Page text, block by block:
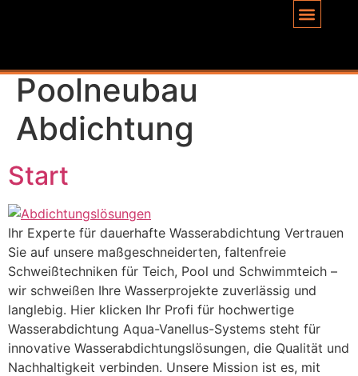
Poolneubau
Abdichtung
Start
Ihr Experte für dauerhafte Wasserabdichtung Vertrauen
Sie auf unsere maßgeschneiderten, faltenfreie
Schweißtechniken für Teich, Pool und Schwimmteich –
wir schweißen Ihre Wasserprojekte zuverlässig und
langlebig. Hier klicken Ihr Profi für hochwertige
Wasserabdichtung Aqua-Vanellus-Systems steht für
innovative Wasserabdichtungslösungen, die Qualität und
Nachhaltigkeit verbinden. Unsere Mission ist es, mit